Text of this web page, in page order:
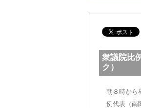
衆議院比
ク）
朝８時から
例代表（南